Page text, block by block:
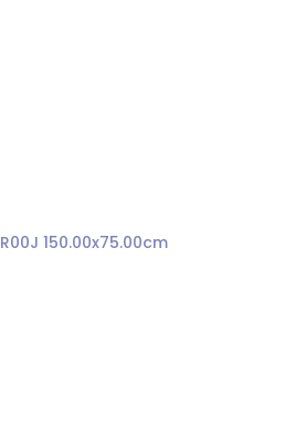
150.00x75.00cm